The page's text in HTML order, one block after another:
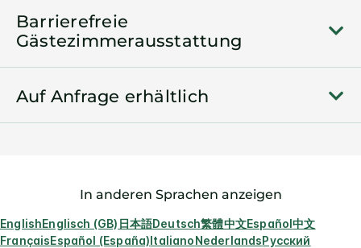
Barrierefreie
Gästezimmerausstattung
Auf Anfrage erhältlich
In anderen Sprachen anzeigen
EnglishEnglisch (GB) 日本語Deutsch繁體中文Español中文
FrançaisEspañol (España)ItalianoNederlandsРусский